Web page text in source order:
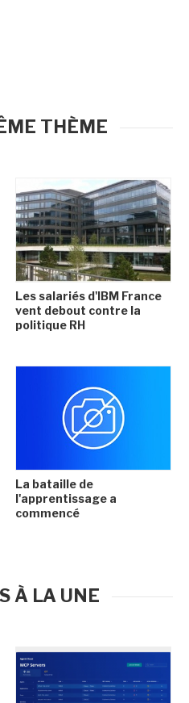
THÈME
Les salariés d'IBM France
vent debout contre la
politique RH
La bataille de
l'apprentissage a
commencé
À LA UNE